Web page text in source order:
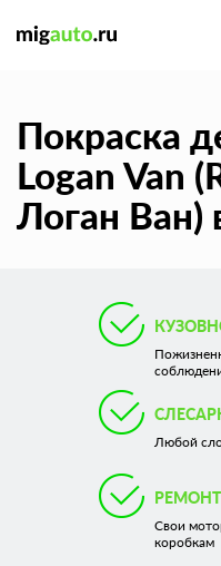
Покраска
Logan Van
Логан Ван)
Любой
Свои
коробкам